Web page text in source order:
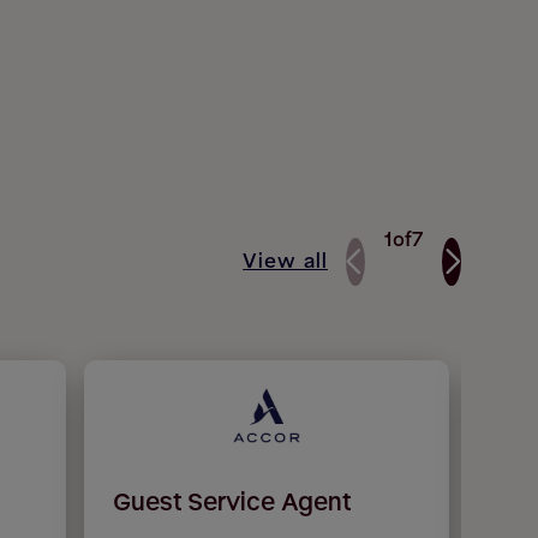
View all
1of7
Guest Service Agent